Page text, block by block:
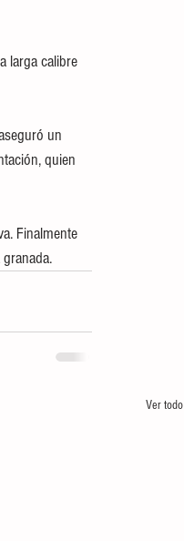
larga calibre
un
quien
Finalmente
Ver todo